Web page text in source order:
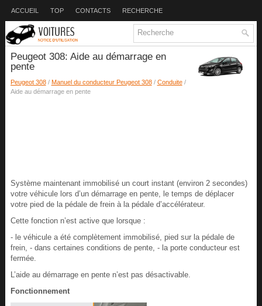
ACCUEIL TOP CONTACTS RECHERCHE
Peugeot 308: Aide au démarrage en
pente
Peugeot 308/ Manuel du conducteur Peugeot 308/ Conduite/
Aide au démarrage en pente
Système maintenant immobilisé un court instant (environ 2 secondes)
votre véhicule lors d’un démarrage en pente, le temps de déplacer
votre pied de la pédale de frein à la pédale d’accélérateur.
Cette fonction n’est active que lorsque :
- le véhicule a été complètement immobilisé, pied sur la pédale de
frein, - dans certaines conditions de pente, - la porte conducteur est
fermée.
L’aide au démarrage en pente n’est pas désactivable.
Fonctionnement